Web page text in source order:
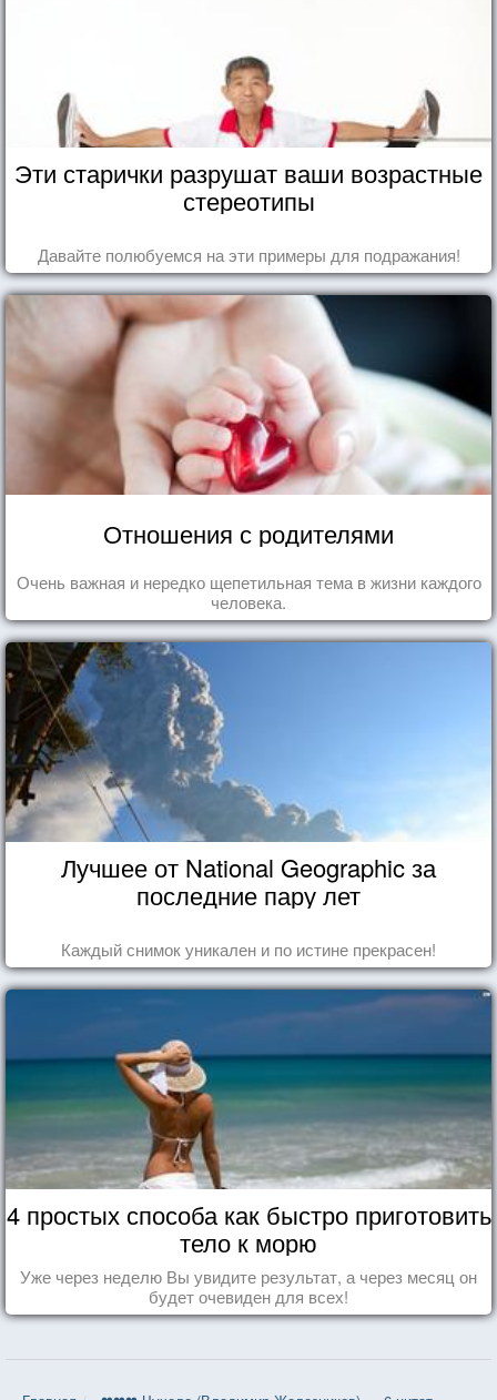
Эти старички разрушат ваши возрастные
стереотипы
Давайте полюбуемся на эти примеры для подражания!
Отношения с родителями
Очень важная и нередко щепетильная тема в жизни каждого
человека.
Лучшее от National Geographic за
последние пару лет
Каждый снимок уникален и по истине прекрасен!
4 простых способа как быстро приготовить
тело к морю
Уже через неделю Вы увидите результат, а через месяц он
будет очевиден для всех!